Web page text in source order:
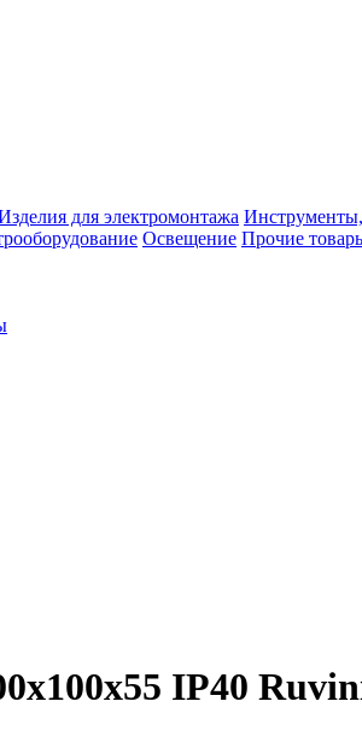
для электромонтажа
Освещение Прочие
IP40